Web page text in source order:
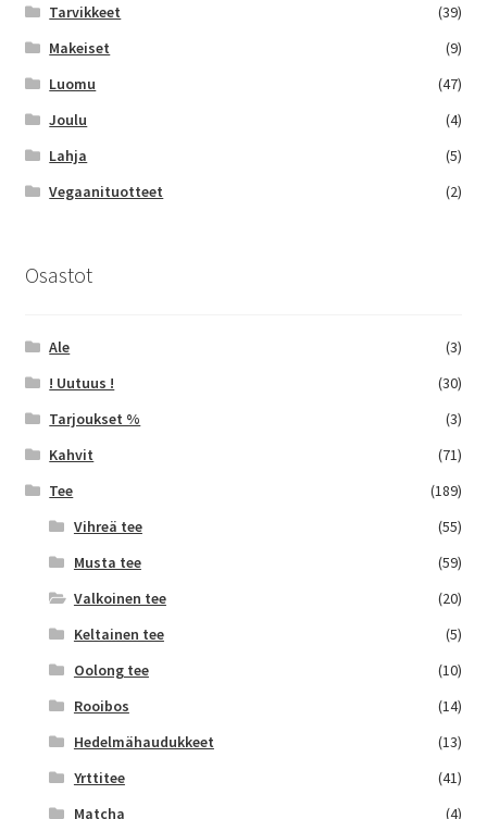
Tarvikkeet
(39)
Makeiset
(9)
Luomu
(47)
Joulu
(4)
Lahja
(5)
Vegaanituotteet
(2)
Osastot
Ale
(3)
! Uutuus !
(30)
Tarjoukset %
(3)
Kahvit
(71)
Tee
(189)
Vihreä tee
(55)
Musta tee
(59)
Valkoinen tee
(20)
Keltainen tee
(5)
Oolong tee
(10)
Rooibos
(14)
Hedelmähaudukkeet
(13)
Yrttitee
(41)
Matcha
(4)